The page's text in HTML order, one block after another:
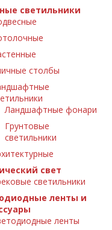
светильники
столбы
Ландшафтные фонари
Грунтовые
светильники
свет
светильники
ленты и
ленты